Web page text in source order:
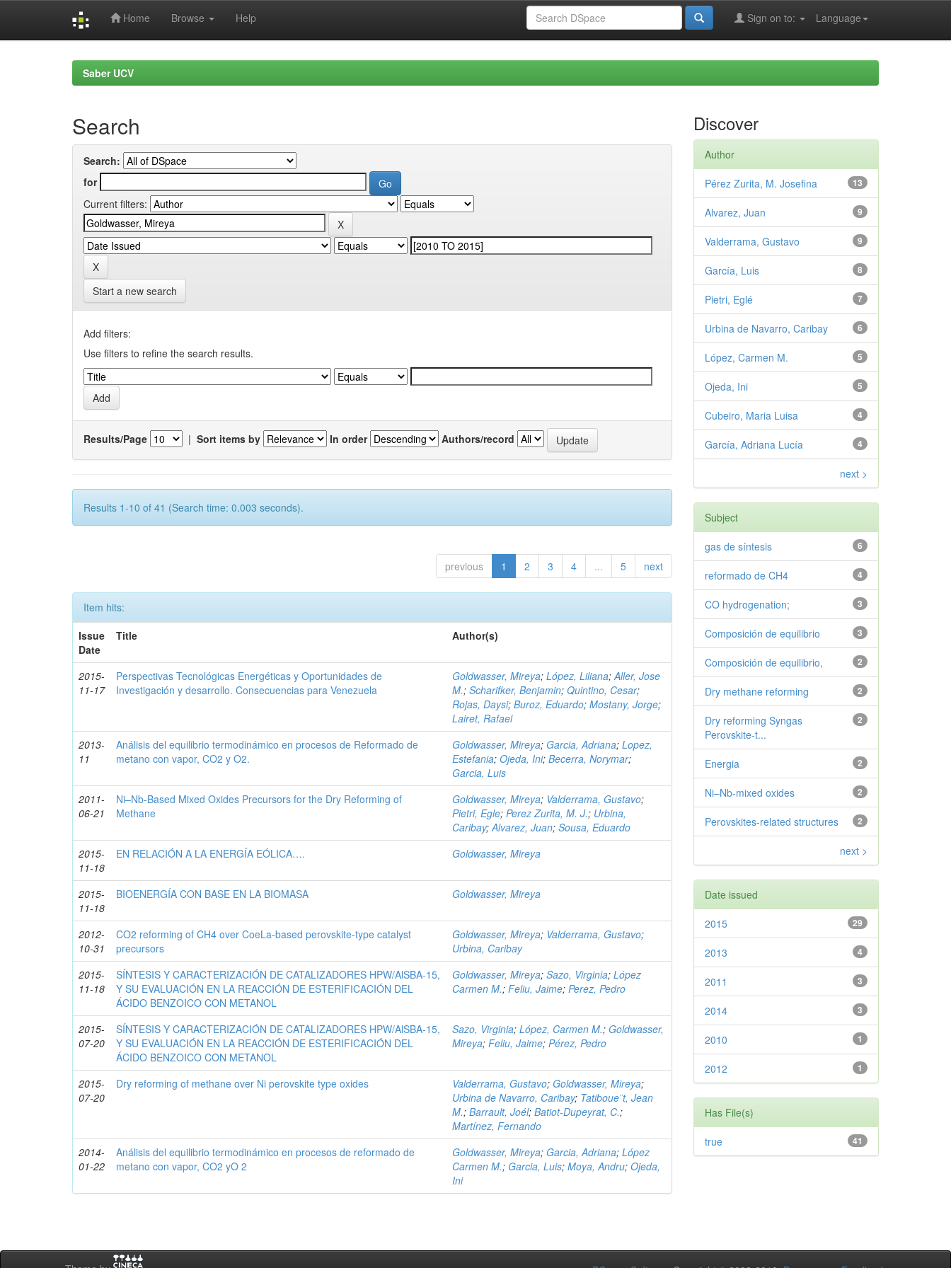
Home Browse Help Language
Sign on to:
Saber UCV
Search
Search:
for
Current filters:
Start a new search
Add filters:
Use filters to refine the search results.
Results/Page | Sort items by In order Authors/record
Results 1-10 of 41 (Search time: 0.003 seconds).
previous 1 2 3 4 ... 5 next
Item hits:
Issue
Date
Title Author(s)
2015-
11-17
Perspectivas Tecnológicas Energéticas y Oportunidades de
Investigación y desarrollo. Consecuencias para Venezuela
Goldwasser, Mireya;López, Liliana;Aller, Jose
M.;Scharifker, Benjamin;Quintino, Cesar;
Rojas, Daysi;Buroz, Eduardo;Mostany, Jorge;
Lairet, Rafael
2013-
11
Análisis del equilibrio termodinámico en procesos de Reformado de
metano con vapor, CO2 y O2.
Goldwasser, Mireya; Garcia, Adriana;Lopez,
Estefania;Ojeda, Ini;Becerra, Norymar;
Garcia, Luis
2011-
06-21
Ni–Nb-Based Mixed Oxides Precursors for the Dry Reforming of
Methane
Goldwasser, Mireya; Valderrama, Gustavo;
Pietri, Egle;Perez Zurita, M. J.; Urbina,
Caribay;Alvarez, Juan;Sousa, Eduardo
2015-
11-18
EN RELACIÓN A LA ENERGÍA EÓLICA…. Goldwasser, Mireya
2015-
11-18
BIOENERGÍA CON BASE EN LA BIOMASA Goldwasser, Mireya
2012-
10-31
CO2 reforming of CH4 over CoeLa-based perovskite-type catalyst
precursors
Goldwasser, Mireya; Valderrama, Gustavo;
Urbina, Caribay
2015-
11-18
SÍNTESIS Y CARACTERIZACIÓN DE CATALIZADORES HPW/AlSBA-15,
Y SU EVALUACIÓN EN LA REACCIÓN DE ESTERIFICACIÓN DEL
ÁCIDO BENZOICO CON METANOL
Goldwasser, Mireya;Sazo, Virginia;López
Carmen M.;Feliu, Jaime;Perez, Pedro
2015-
07-20
SÍNTESIS Y CARACTERIZACIÓN DE CATALIZADORES HPW/AlSBA-15,
Y SU EVALUACIÓN EN LA REACCIÓN DE ESTERIFICACIÓN DEL
ÁCIDO BENZOICO CON METANOL
Sazo, Virginia;López, Carmen M.; Goldwasser,
Mireya;Feliu, Jaime;Pérez, Pedro
2015-
07-20
Dry reforming of methane over Ni perovskite type oxides Valderrama, Gustavo; Goldwasser, Mireya;
Urbina de Navarro, Caribay; Tatiboue¨t, Jean
M.;Barrault, Joél;Batiot-Dupeyrat, C.;
Martínez, Fernando
2014-
01-22
Análisis del equilibrio termodinámico en procesos de reformado de
metano con vapor, CO2 yO 2
Goldwasser, Mireya; Garcia, Adriana;López
Carmen M.; Garcia, Luis;Moya, Andru;Ojeda,
Ini
Discover
Author
13
Pérez Zurita, M. Josefina
9
Alvarez, Juan
9
Valderrama, Gustavo
8
García, Luis
7
Pietri, Eglé
6
Urbina de Navarro, Caribay
5
López, Carmen M.
5
Ojeda, Ini
4
Cubeiro, Maria Luisa
4
García, Adriana Lucía
next >
Subject
6
gas de síntesis
4
reformado de CH4
3
CO hydrogenation;
3
Composición de equilibrio
2
Composición de equilibrio,
2
Dry methane reforming
2
Dry reforming Syngas
Perovskite-t...
2
Energia
2
Ni–Nb-mixed oxides
2
Perovskites-related structures
next >
Date issued
29
2015
4
2013
3
2011
3
2014
1
2010
1
2012
Has File(s)
41
true